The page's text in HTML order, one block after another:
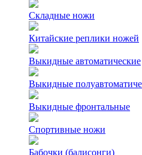
Складные ножи
Китайские реплики ножей
Выкидные автоматические
Выкидные
Выкидные фронтальные
Спортивные ножи
Бабочки (балисонги)